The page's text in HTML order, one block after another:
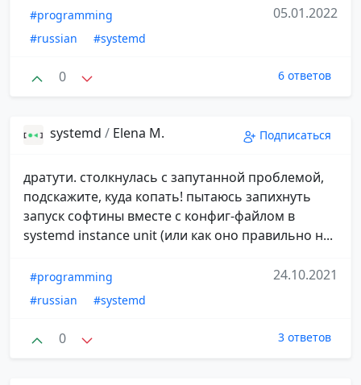
#programming
#russian
#systemd
05.01.2022
0 6 ответов
systemd / Elena M. Подписаться
дратути. столкнулась с запутанной проблемой,
подскажите, куда копать! пытаюсь запихнуть
запуск софтины вместе с конфиг-файлом в
systemd instance unit (или как оно правильно н...
#programming
#russian
#systemd
24.10.2021
0 3 ответов